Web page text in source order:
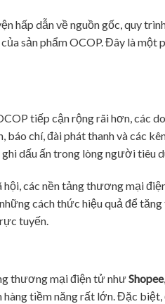
hấp dẫn về nguồn gốc, quy
sản phẩm OCOP. Đây là
tiếp cận rộng rãi hơn, các
chí, đài phát thanh và các
dấu ấn trong lòng người tiêu
hội, các nền tảng thương mại
cách thức hiệu quả để
tuyến.
thương mại điện tử nhưShopee,
tiềm năng rất lớn. Đặc biệt,